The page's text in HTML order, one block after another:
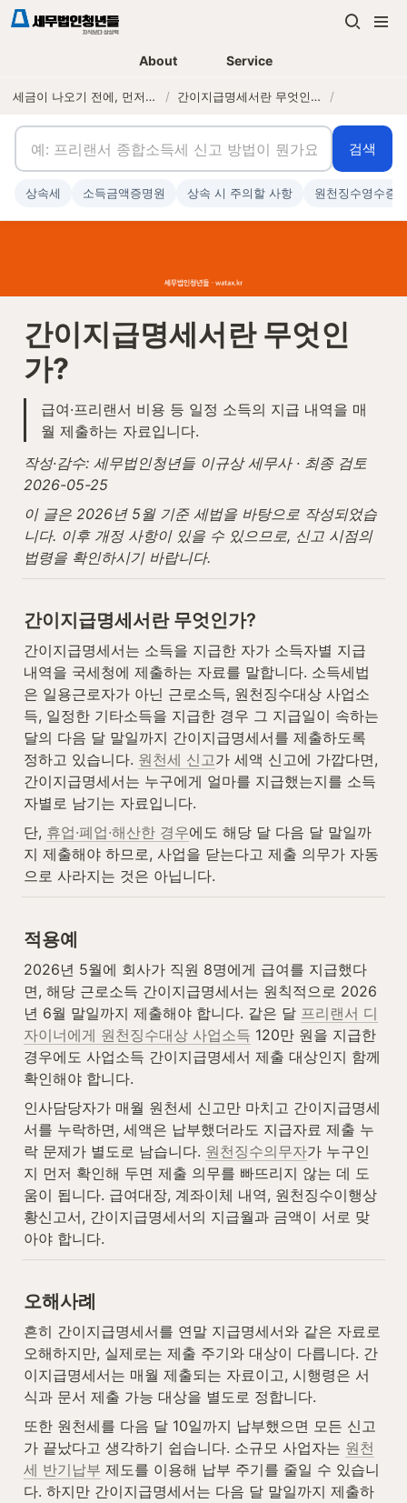
About Service
세금이 나오기 전에, 먼저 연락하는 세무법인 / 간이지급명세서란 무엇인가? /
간이지급명세서란 무엇인
가?
급여·프리랜서 비용 등 일정 소득의 지급 내역을 매
월 제출하는 자료입니다.
작성·감수: 세무법인청년들 이규상 세무사 · 최종 검토
2026-05-25
이 글은 2026년 5월 기준 세법을 바탕으로 작성되었습
니다. 이후 개정 사항이 있을 수 있으므로, 신고 시점의
법령을 확인하시기 바랍니다.
간이지급명세서란 무엇인가?
간이지급명세서는 소득을 지급한 자가 소득자별 지급
내역을 국세청에 제출하는 자료를 말합니다. 소득세법
은 일용근로자가 아닌 근로소득, 원천징수대상 사업소
득, 일정한 기타소득을 지급한 경우 그 지급일이 속하는
달의 다음 달 말일까지 간이지급명세서를 제출하도록
정하고 있습니다. 원천세 신고가 세액 신고에 가깝다면,
간이지급명세서는 누구에게 얼마를 지급했는지를 소득
자별로 남기는 자료입니다.
단, 휴업·폐업·해산한 경우에도 해당 달 다음 달 말일까
지 제출해야 하므로, 사업을 닫는다고 제출 의무가 자동
으로 사라지는 것은 아닙니다.
적용예
2026년 5월에 회사가 직원 8명에게 급여를 지급했다
면, 해당 근로소득 간이지급명세서는 원칙적으로 2026
년 6월 말일까지 제출해야 합니다. 같은 달 프리랜서 디
자이너에게 원천징수대상 사업소득 120만 원을 지급한
경우에도 사업소득 간이지급명세서 제출 대상인지 함께
확인해야 합니다.
인사담당자가 매월 원천세 신고만 마치고 간이지급명세
서를 누락하면, 세액은 납부했더라도 지급자료 제출 누
락 문제가 별도로 남습니다. 원천징수의무자가 누구인
지 먼저 확인해 두면 제출 의무를 빠뜨리지 않는 데 도
움이 됩니다. 급여대장, 계좌이체 내역, 원천징수이행상
황신고서, 간이지급명세서의 지급월과 금액이 서로 맞
아야 합니다.
오해사례
흔히 간이지급명세서를 연말 지급명세서와 같은 자료로
오해하지만, 실제로는 제출 주기와 대상이 다릅니다. 간
이지급명세서는 매월 제출되는 자료이고, 시행령은 서
식과 문서 제출 가능 대상을 별도로 정합니다.
또한 원천세를 다음 달 10일까지 납부했으면 모든 신고
가 끝났다고 생각하기 쉽습니다. 소규모 사업자는 원천
세 반기납부 제도를 이용해 납부 주기를 줄일 수 있습니
다. 하지만 간이지급명세서는 다음 달 말일까지 제출하
검색
상속세 소득금액증명원 상속 시 주의할 사항 원천징수영수증